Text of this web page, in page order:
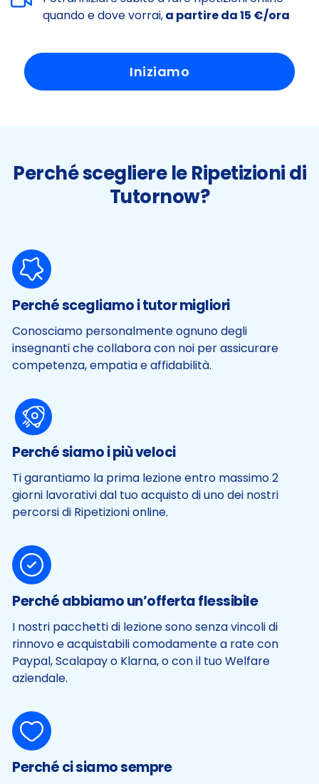
quando e dove vorrai,a partire da 15 €/ora
Iniziamo
Perché scegliere le Ripetizioni di
Tutornow?
Perché scegliamo i tutor migliori
Conosciamo personalmente ognuno degli
insegnanti che collabora con noi per assicurare
competenza, empatia e affidabilità.
Perché siamo i più veloci
Ti garantiamo la prima lezione entro massimo 2
giorni lavorativi dal tuo acquisto di uno dei nostri
percorsi di Ripetizioni online.
Perché abbiamo un’offerta flessibile
I nostri pacchetti di lezione sono senza vincoli di
rinnovo e acquistabili comodamente a rate con
Paypal, Scalapay o Klarna, o con il tuo Welfare
aziendale.
Perché ci siamo sempre